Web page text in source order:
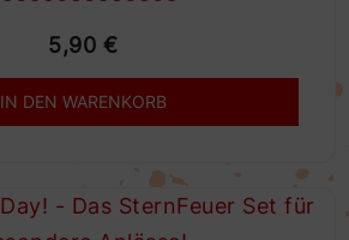
5,90 €
IN DEN WARENKORB